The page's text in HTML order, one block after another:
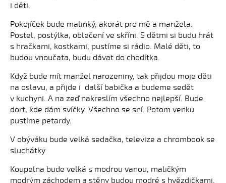
i děti.
Pokojíček bude malinký, akorát pro mě a manžela.
Postel, postýlka, oblečení ve skříni. S dětmi si budu hrát
s hračkami, kostkami, pustíme si rádio. Malé děti, to
budou vnoučata, budu dávat do chodítka.
Když bude mít manžel narozeniny, tak přijdou moje děti
na oslavu, a přijde i další babička a budeme sedět
v kuchyni. A na zeď nakreslím všechno nejlepší. Bude
dort, kde dám svíčky. Všechno se sní. Potom venku
pustíme petardy.
V obýváku bude velká sedačka, televize a chrombook se
sluchátky
Koupelna bude velká s modrou vanou, maličkým
modrým záchodem a stěny budou modré s hvězdičkami.